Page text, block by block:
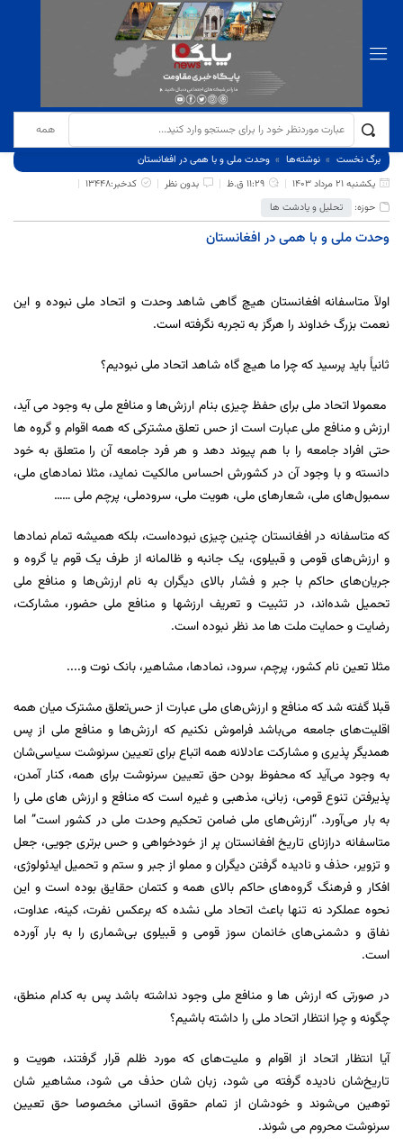
برگ نخست نوشته‌ها
وحدت ملی و با همی در افغانستان
یکشنبه 21 مرداد 1403
11:29 ق.ظ بدون نظر
کدخبر:13448
حوزه:
تحلیل و یادشت ها
وحدت ملی و با همی در افغانستان
اولآ متاسفانه افغانستان هیچ گاهی شاهد وحدت و اتحاد ملی نبوده و این
نعمت بزرگ خداوند را هرگز به تجربه نگرفته است.
ثانیاََ باید پرسید که چرا ما هیچ گاه شاهد اتحاد ملی نبودیم؟
معمولا اتحاد ملی برای حفظ چیزی بنام ارزش‌ها و منافع ملی به وجود می آید،
ارزش و منافع ملی عبارت است از حس تعلق مشترکی که همه اقوام و گروه ها
حتی افراد جامعه را با هم پیوند دهد و هر فرد جامعه آن را متعلق به خود
دانسته و با وجود آن در کشورش احساس مالکیت نماید، مثلا نمادهای ملی،
سمبول‌های ملی، شعارهای ملی، هویت ملی، سرودملی، پرچم ملی ……
که متاسفانه در افغانستان چنین چیزی نبوده‌است، بلکه همیشه تمام نمادها
و ارزش‌های قومی و قبیلوی، یک جانبه و ظالمانه از طرف یک قوم یا گروه و
جریان‌های حاکم با جبر و فشار بالای دیگران به نام ارزش‌ها و منافع ملی
تحمیل شده‌اند، در تثبیت و تعریف ارزشها و منافع ملی حضور، مشارکت،
رضایت و حمایت ملت ها مد نظر نبوده است.
مثلا تعین نام کشور، پرچم، سرود، نمادها، مشاهیر، بانک نوت و..‌‌..
قبلا گفته شد که منافع و ارزش‌های ملی عبارت از حس‌تعلق مشترک میان همه
اقلیت‌های جامعه می‌باشد فراموش نکنیم که ارزش‌ها و منافع ملی از پس
همدیگر پذیری و مشارکت عادلانه همه اتباع برای تعیین سرنوشت سیاسی‌شان
به وجود می‌آید که محفوظ بودن حق تعیین سرنوشت برای همه، کنار آمدن،
پذیرفتن تنوع قومی، زبانی، مذهبی و غیره است که منافع و ارزش های ملی را
به بار می‌آورد. “ارزش‌های ملی ضامن تحکیم وحدت ملی در کشور است” اما
متاسفانه درازنای تاریخ افغانستان پر از خودخواهی و حس برتری جویی، جعل
و تزویر، حذف و نادیده گرفتن دیگران و مملو از جبر و ستم و تحمیل ایدئولوژی،
افکار و فرهنگ گروه‌های حاکم بالای همه و کتمان حقایق بوده است و این
نحوه عملکرد نه تنها باعث اتحاد ملی نشده که برعکس نفرت، کینه، عداوت،
نفاق و دشمنی‌های خانمان سوز قومی و قبیلوی بی‌شماری را به بار آورده
است.
در صورتی که ارزش ها و منافع ملی وجود نداشته باشد پس به کدام منطق،
چگونه و چرا انتظار اتحاد ملی را داشته باشیم؟
آیا انتظار اتحاد از اقوام و ملیت‌های که مورد ظلم قرار گرفتند، هویت و
تاریخ‌شان نادیده گرفته می شود، زبان شان حذف می شود، مشاهیر شان
توهین می‌شوند و خودشان از تمام حقوق انسانی مخصوصا حق تعیین
سرنوشت محروم می شوند.